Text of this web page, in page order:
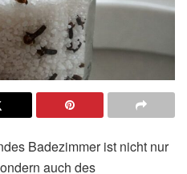
Badezimmer ist nicht nur
auch des